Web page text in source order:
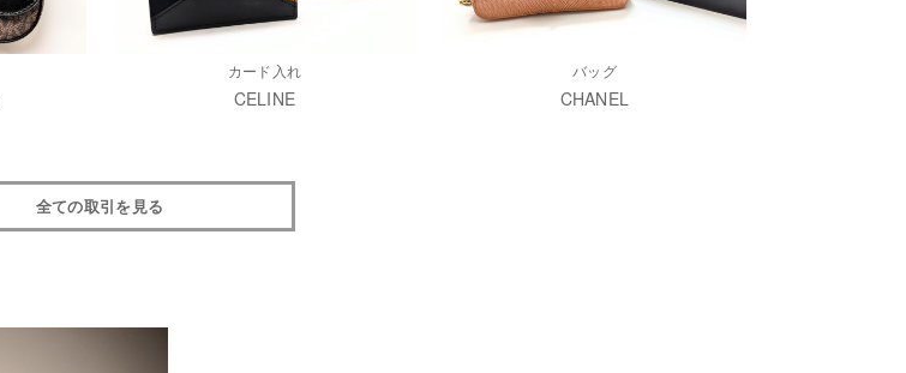
カード入れ
CELINE
バッグ
CHANEL
全ての取引を見る